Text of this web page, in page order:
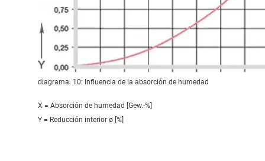
diagrama. 10: Influencia de la absorción de humedad
X = Absorción de humedad [Gew.-%]
Y = Reducción interior ø [%]